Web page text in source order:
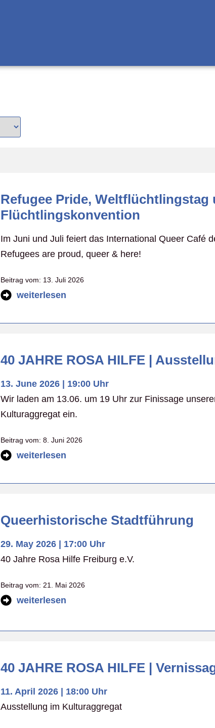
Refugee Pride, Weltflüchtlingstag
Flüchtlingskonvention
Im Juni und Juli feiert das International Queer Café
Refugees are proud, queer & here!
Beitrag vom: 13. Juli 2026
weiterlesen
40 JAHRE ROSA HILFE |
13. June 2026 | 19:00 Uhr
Wir laden am 13.06. um 19 Uhr zur Finissage
Kulturaggregat ein.
Beitrag vom: 8. Juni 2026
weiterlesen
Queerhistorische Stadtführung
29. May 2026 | 17:00 Uhr
40 Jahre Rosa Hilfe Freiburg e.V.
Beitrag vom: 21. Mai 2026
weiterlesen
40 JAHRE ROSA HILFE |
11. April 2026 | 18:00 Uhr
Ausstellung im Kulturaggregat